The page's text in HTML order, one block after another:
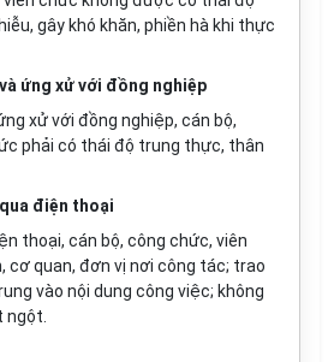
gây khó khăn, phiền hà khi thực
ứng xử với đồng nghiệp
xử với đồng nghiệp, cán bộ,
phải có thái độ trung thực, thân
điện thoại
thoại, cán bộ, công chức, viên
cơ quan, đơn vị nơi công tác; trao
vào nội dung công việc; không